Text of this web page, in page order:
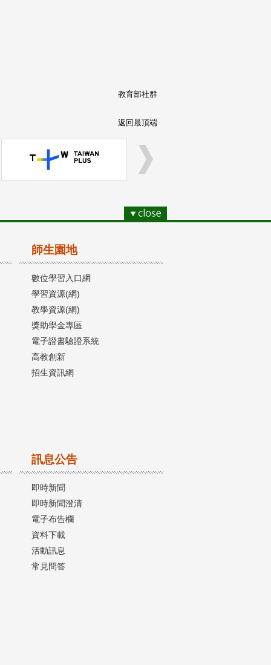
教育部社群
返回最頂端
師生園地
數位學習入口網
學習資源(網)
教學資源(網)
獎助學金專區
電子證書驗證系統
高教創新
招生資訊網
訊息公告
即時新聞
即時新聞澄清
電子布告欄
資料下載
活動訊息
常見問答